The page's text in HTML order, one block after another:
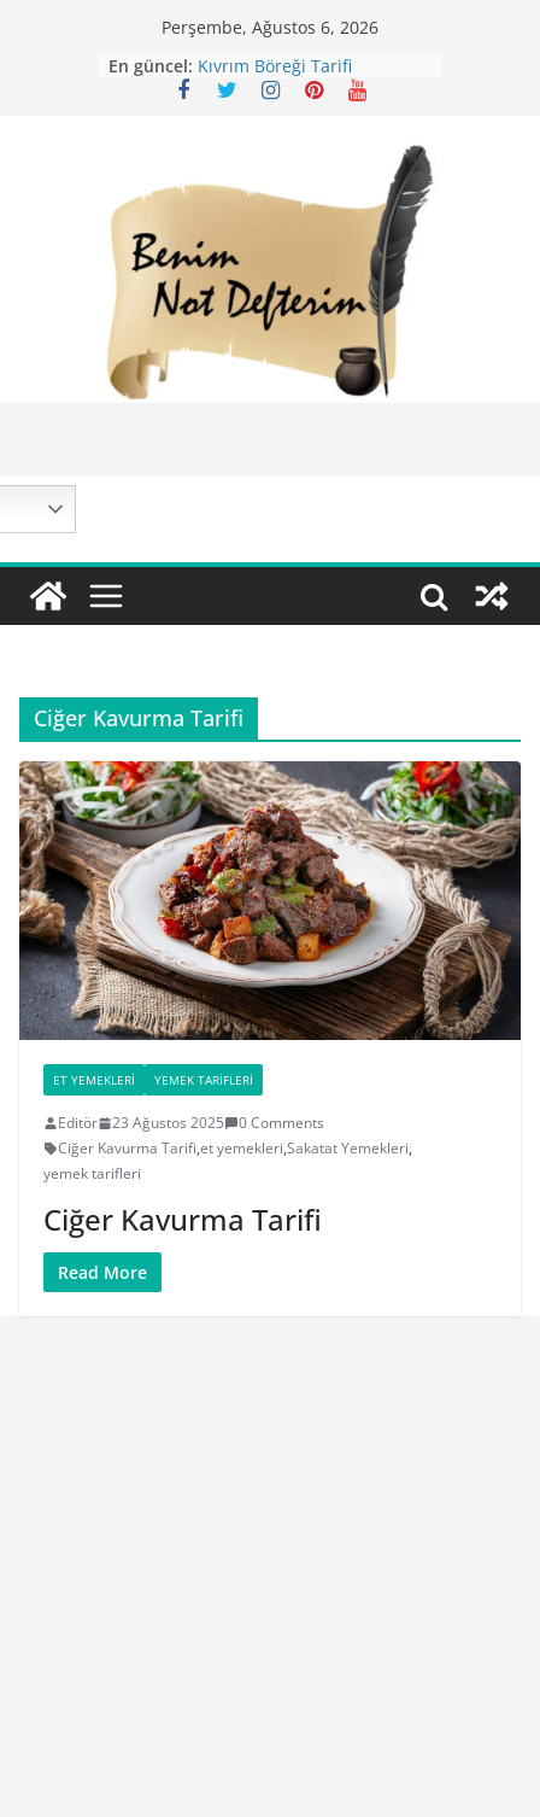
Perşembe, Ağustos 6, 2026
En güncel:
Mirik Köfte Tarifi – Sivas
Kıvrım Böreği Tarifi
Karabuğday Pilavı Tarifi
Ciğer Kavurma Tarifi
ET YEMEKLERI YEMEK TARIFLERI
Editör 23 Ağustos 2025
0 Comments
Ciğer Kavurma Tarifi,et yemekleri,Sakatat Yemekleri,
yemek tarifleri
Ciğer Kavurma Tarifi
Read More